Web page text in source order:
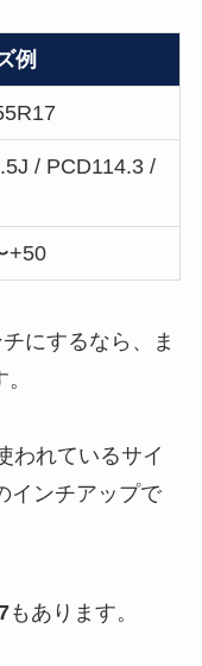
例
/ PCD114.3 /
+50
にするなら、ま
われているサイ
インチアップで
もあります。